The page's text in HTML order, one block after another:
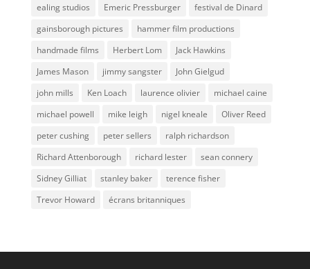
ealing studios
Emeric Pressburger
festival de Dinard
gainsborough pictures
hammer film productions
handmade films
Herbert Lom
Jack Hawkins
James Mason
jimmy sangster
John Gielgud
john mills
Ken Loach laurence olivier
michael caine
michael powell
mike leigh nigel kneale
Oliver Reed
peter cushing
peter sellers
ralph richardson
Richard Attenborough
richard lester
sean connery
Sidney Gilliat
stanley baker
terence fisher
Trevor Howard
écrans britanniques